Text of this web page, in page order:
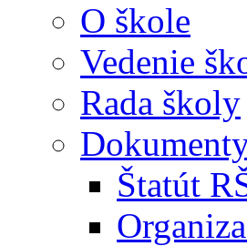
O škole
Vedenie
Rada školy
Štatút